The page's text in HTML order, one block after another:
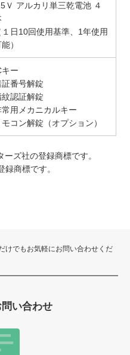
Ｖ アルカリ単三乾電池 ４
１日10回使用基準、1年使用
）
キー
証番号解錠
紋認証解錠
常用メカニカルキー
モコン解錠（オプション）
ズ社の登録商標です。
商標です。
けでもお気軽にお問い合わせくだ
い合わせ